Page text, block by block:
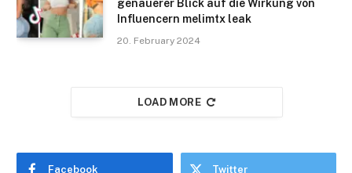
genauerer Blick auf die Wirkung von
Influencern melimtx leak
20. February 2024
LOAD MORE
Facebook Twitter